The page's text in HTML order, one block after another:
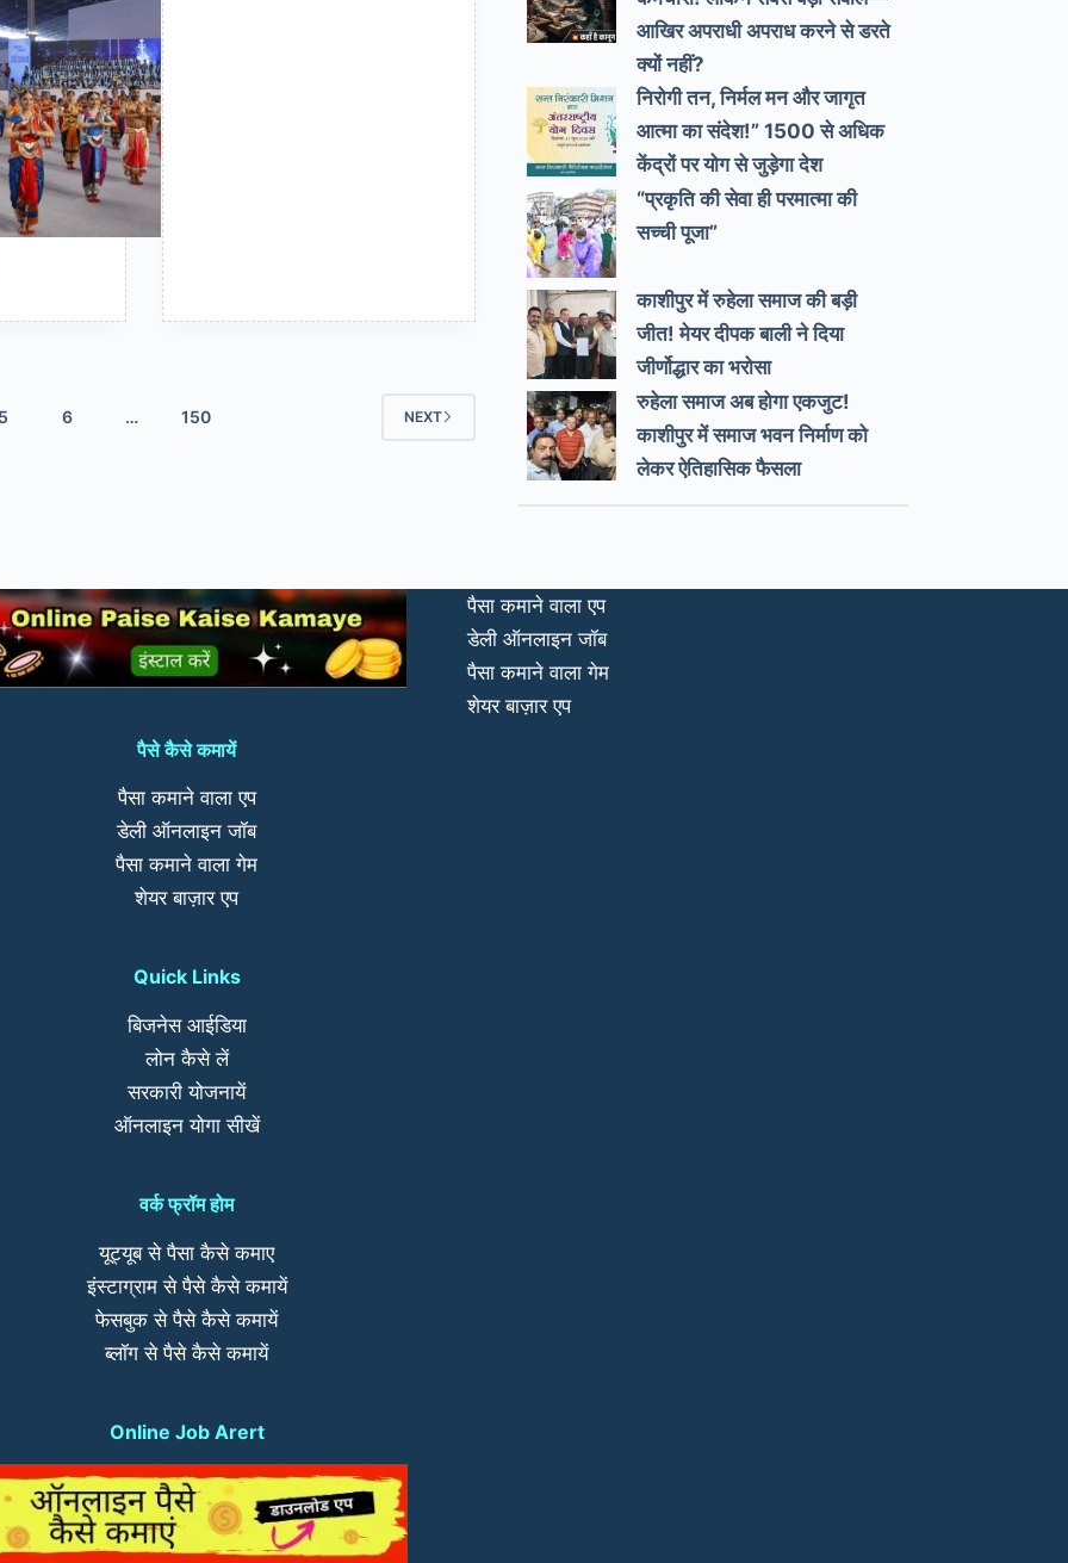
5 6 … 150 NEXT
आखिर अपराधी अपराध करने से डरते
क्यों नहीं?
निरोगी तन, निर्मल मन और जागृत
आत्मा का संदेश!” 1500 से अधिक
केंद्रों पर योग से जुड़ेगा देश
“प्रकृति की सेवा ही परमात्मा की
सच्ची पूजा”
काशीपुर में रुहेला समाज की बड़ी
जीत! मेयर दीपक बाली ने दिया
जीर्णोद्धार का भरोसा
रुहेला समाज अब होगा एकजुट!
काशीपुर में समाज भवन निर्माण को
लेकर ऐतिहासिक फैसला
पैसे कैसे कमायें
पैसा कमाने वाला एप
डेली ऑनलाइन जॉब
पैसा कमाने वाला गेम
शेयर बाज़ार एप
Quick Links
बिजनेस आईडिया
लोन कैसे लें
सरकारी योजनायें
ऑनलाइन योगा सीखें
वर्क फ्रॉम होम
यूट्यूब से पैसा कैसे कमाए
इंस्टाग्राम से पैसे कैसे कमायें
फेसबुक से पैसे कैसे कमायें
ब्लॉग से पैसे कैसे कमायें
Online Job Arert
पैसा कमाने वाला एप
डेली ऑनलाइन जॉब
पैसा कमाने वाला गेम
शेयर बाज़ार एप